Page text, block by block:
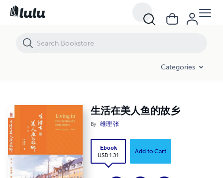
Categories
生活在美人鱼的故乡
By 维理 张
Ebook
USD 1.31
Add to Cart
生活在美人鱼的故乡